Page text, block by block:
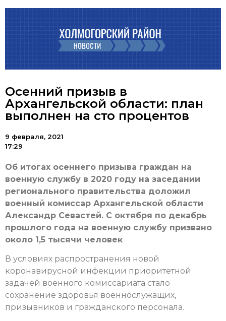
Осенний призыв в
Архангельской области: план
выполнен на сто процентов
9 февраля, 2021
17:29
Об итогах осеннего призыва граждан на
военную службу в 2020 году на заседании
регионального правительства доложил
военный комиссар Архангельской области
Александр Севастей. С октября по декабрь
прошлого года на военную службу призвано
около 1,5 тысячи человек
В условиях распространения новой
коронавирусной инфекции приоритетной
задачей военного комиссариата стало
сохранение здоровья военнослужащих,
призывников и гражданского персонала.